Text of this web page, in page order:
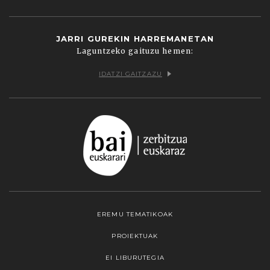
JARRI GUREKIN HARREMANETAN
Laguntzeko gaituzu hemen:
IDATZI GAITZAZU
EREMU TEMATIKOAK
PROIEKTUAK
EI LIBURUTEGIA